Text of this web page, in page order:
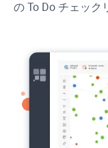
の To Do チェック